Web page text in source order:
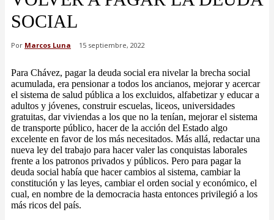
SOCIAL
Por Marcos Luna 15 septiembre, 2022
Para Chávez, pagar la deuda social era nivelar la brecha social
acumulada, era pensionar a todos los ancianos, mejorar y acercar
el sistema de salud pública a los excluidos, alfabetizar y educar a
adultos y jóvenes, construir escuelas, liceos, universidades
gratuitas, dar viviendas a los que no la tenían, mejorar el sistema
de transporte público, hacer de la acción del Estado algo
excelente en favor de los más necesitados. Más allá, redactar una
nueva ley del trabajo para hacer valer las conquistas laborales
frente a los patronos privados y públicos. Pero para pagar la
deuda social había que hacer cambios al sistema, cambiar la
constitución y las leyes, cambiar el orden social y económico, el
cual, en nombre de la democracia hasta entonces privilegió a los
más ricos del país.